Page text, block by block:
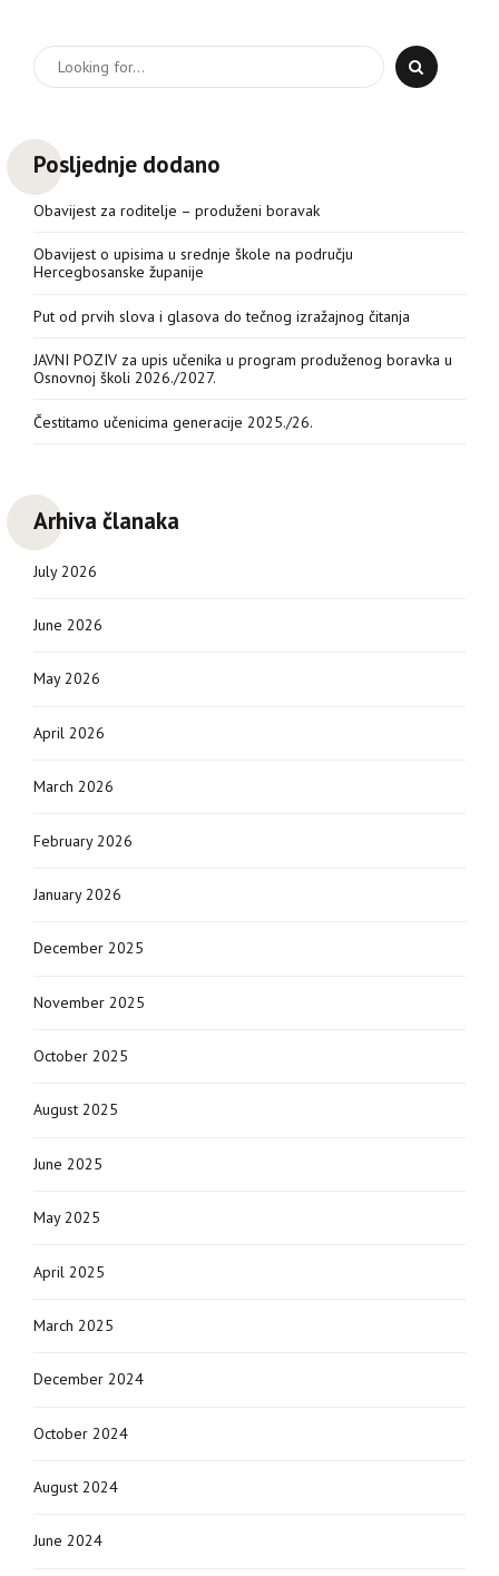
Posljednje dodano
Obavijest za roditelje – produženi boravak
Obavijest o upisima u srednje škole na području
Hercegbosanske županije
Put od prvih slova i glasova do tečnog izražajnog čitanja
JAVNI POZIV za upis učenika u program produženog boravka u
Osnovnoj školi 2026./2027.
Čestitamo učenicima generacije 2025./26.
Arhiva članaka
July 2026
June 2026
May 2026
April 2026
March 2026
February 2026
January 2026
December 2025
November 2025
October 2025
August 2025
June 2025
May 2025
April 2025
March 2025
December 2024
October 2024
August 2024
June 2024